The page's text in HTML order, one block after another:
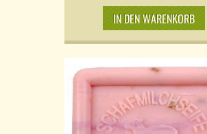
IN DEN WARENKORB